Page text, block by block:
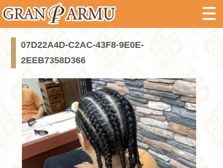
07D22A4D-C2AC-43F8-9E0E-
2EEB7358D366